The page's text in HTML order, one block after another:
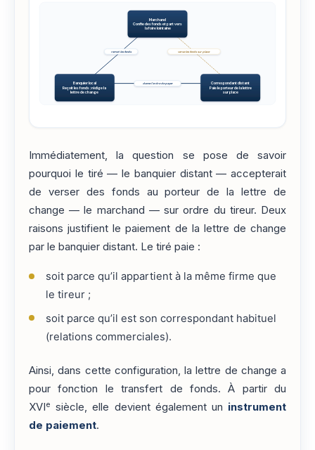
Marchand
Confie des fonds et part vers
la foire lointaine
Banquier local
Reçoit les fonds ; rédige la
lettre de change
Correspondant distant
Paie le porteur de la lettre
sur place
remet les fonds
donne l'ordre de payer
verse les fonds sur place
Immédiatement, la question se pose de savoir
pourquoi le tiré — le banquier distant — accepterait
de verser des fonds au porteur de la lettre de
change — le marchand — sur ordre du tireur. Deux
raisons justifient le paiement de la lettre de change
par le banquier distant. Le tiré paie :
soit parce qu’il appartient à la même firme que
le tireur ;
soit parce qu’il est son correspondant habituel
(relations commerciales).
Ainsi, dans cette configuration, la lettre de change a
pour fonction le transfert de fonds. À partir du
XVIe siècle, elle devient également un instrument
de paiement.